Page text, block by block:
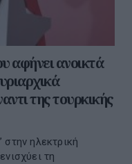
αφήνει ανοικτά
της τουρκικής
στην ηλεκτρική
τη